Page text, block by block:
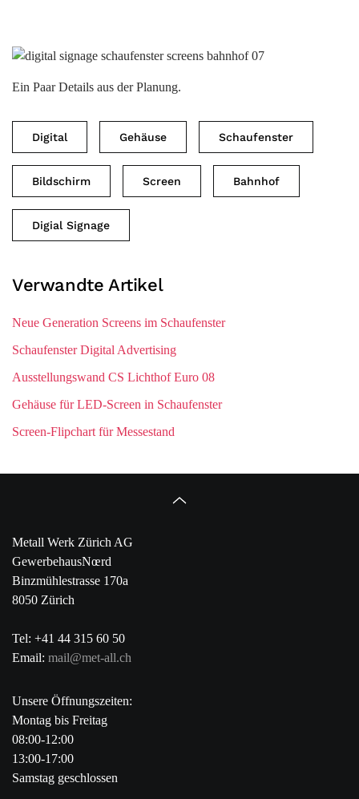
Ein Paar Details aus der Planung.
Digital Gehäuse Schaufenster
Bildschirm Screen Bahnhof
Digial Signage
Verwandte Artikel
Neue Generation Screens im Schaufenster
Schaufenster Digital Advertising
Ausstellungswand CS Lichthof Euro 08
Gehäuse für LED-Screen in Schaufenster
Screen-Flipchart für Messestand
Metall Werk Zürich AG
GewerbehausNœrd
Binzmühlestrasse 170a
8050 Zürich
Tel: +41 44 315 60 50
Email: mail@met-all.ch
Unsere Öffnungszeiten:
Montag bis Freitag
08:00-12:00
13:00-17:00
Samstag geschlossen